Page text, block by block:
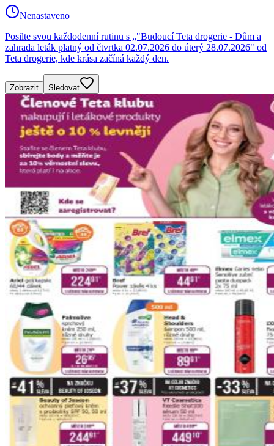
Nenastaveno
Posilte svou každodenní rutinu s „"Budoucí Teta drogerie - Dům a
zahrada leták platný od čtvrtka 02.07.2026 do úterý 28.07.2026" od
Teta drogerie, kde krása začíná každý den.
Zobrazit Sledovat